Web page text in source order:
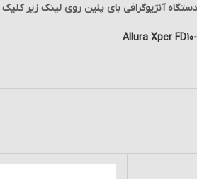
آنژیوگرافی بای پلین روی لینک زیر کلیک